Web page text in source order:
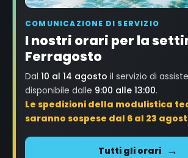
COMUNICAZIONE DI SERVIZIO
I nostri orari per la
Ferragosto
Dal 10 al 14 agosto il servizio di
disponibile dalle 9:00 alle 13:00.
Le spedizioni della modulistica
saranno sospese dal 6 al 23
Tutti gli orari